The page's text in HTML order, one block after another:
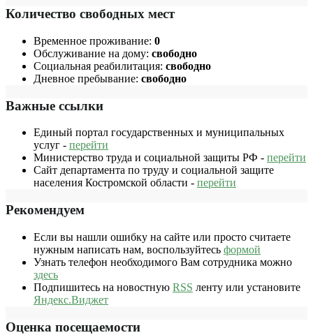
Количество свободных мест
Временное проживание: 0
Обслуживание на дому: свободно
Социальная реабилитация: свободно
Дневное пребывание: свободно
Важные ссылки
Единый портал государственных и муниципальных
услуг - перейти
Министерство труда и социальной защиты РФ - перейти
Сайт департамента по труду и социальной защите
населения Костромской области - перейти
Рекомендуем
Если вы нашли ошибку на сайте или просто считаете
нужным написать нам, воспользуйтесь формой
Узнать телефон необходимого Вам сотрудника можно
здесь
Подпишитесь на новостную RSS ленту или установите
Яндекс.Виджет
Оценка посещаемости